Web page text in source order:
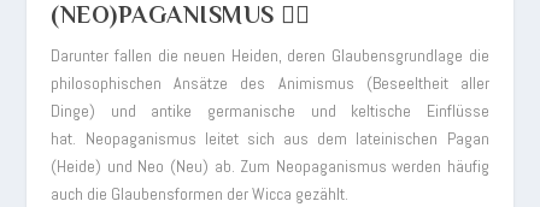
(NEO)PAGANISMUS 🏳️‍🌈
Darunter fallen die neuen Heiden, deren Glaubensgrundlage die
philosophischen Ansätze des Animismus (Beseeltheit aller
Dinge) und antike germanische und keltische Einflüsse
hat. Neopaganismus leitet sich aus dem lateinischen Pagan
(Heide) und Neo (Neu) ab. Zum Neopaganismus werden häufig
auch die Glaubensformen der Wicca gezählt.